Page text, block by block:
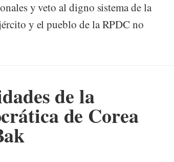
y veto al digno sistema de la
y el pueblo de la RPDC no
de la
de Corea